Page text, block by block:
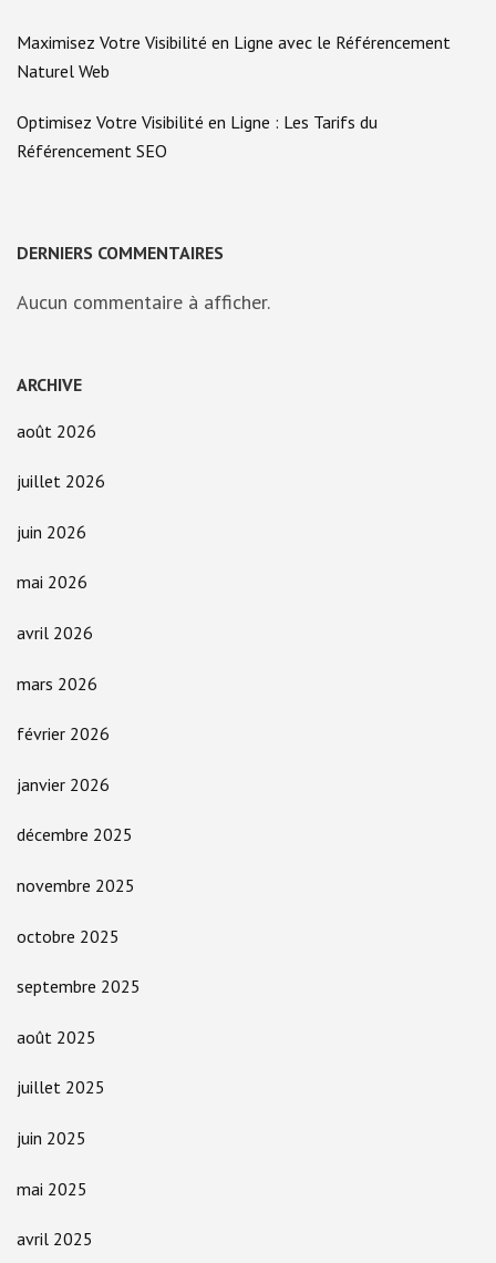
Maximisez Votre Visibilité en Ligne avec le Référencement
Naturel Web
Optimisez Votre Visibilité en Ligne : Les Tarifs du
Référencement SEO
DERNIERS COMMENTAIRES
Aucun commentaire à afficher.
ARCHIVE
août 2026
juillet 2026
juin 2026
mai 2026
avril 2026
mars 2026
février 2026
janvier 2026
décembre 2025
novembre 2025
octobre 2025
septembre 2025
août 2025
juillet 2025
juin 2025
mai 2025
avril 2025